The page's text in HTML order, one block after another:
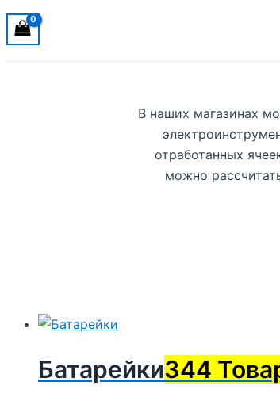
В наших магазинах
отработанных
можно
Батарейки344